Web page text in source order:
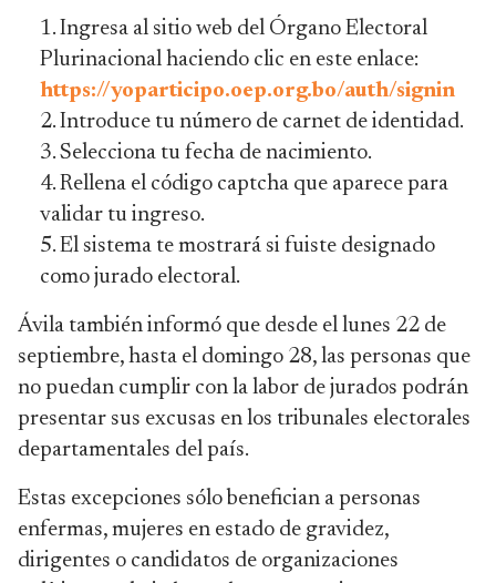
Ingresa al sitio web del Órgano Electoral
Plurinacional haciendo clic en este enlace:
https://yoparticipo.oep.org.bo/auth/signin
Introduce tu número de carnet de identidad.
Selecciona tu fecha de nacimiento.
Rellena el código captcha que aparece para
validar tu ingreso.
El sistema te mostrará si fuiste designado
como jurado electoral.
Ávila también informó que desde el lunes 22 de
septiembre, hasta el domingo 28, las personas que
no puedan cumplir con la labor de jurados podrán
presentar sus excusas en los tribunales electorales
departamentales del país.
Estas excepciones sólo benefician a personas
enfermas, mujeres en estado de gravidez,
dirigentes o candidatos de organizaciones